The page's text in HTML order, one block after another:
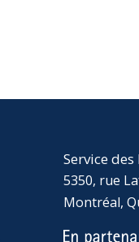
Service
5350, rue
Montréal,